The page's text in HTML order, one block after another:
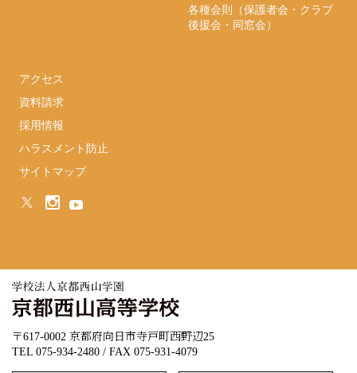
各種会則（保護者会・クラブ
後援会・同窓会）
アクセス
資料請求
採用情報
ハラスメント防止
サイトマップ
〒617-0002 京都府向日市寺戸町西野辺25
TEL 075-934-2480 / FAX 075-931-4079